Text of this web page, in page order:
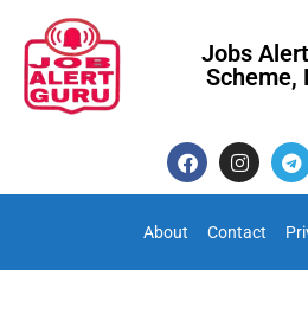
Jobs
Scheme,
About Contact